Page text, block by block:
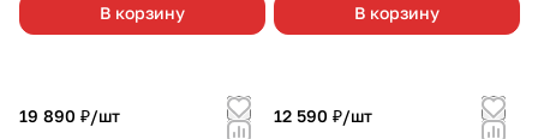
В корзину В корзину
19 890 ₽/шт
12 590 ₽/шт